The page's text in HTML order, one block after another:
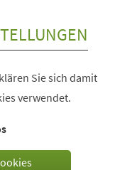
Sie sich damit
verwendet.